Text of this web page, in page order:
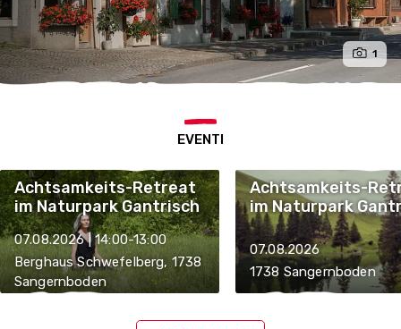
1
EVENTI
Achtsamkeits-Retreat
im Naturpark Gantrisch
07.08.2026 | 14:00-13:00
Berghaus Schwefelberg, 1738
Sangernboden
Achtsamkeits-
im Naturpark
07.08.2026
1738 Sangernboden